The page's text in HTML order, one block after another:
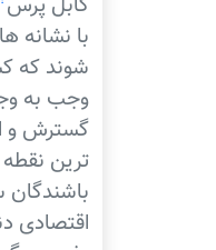
با نشانه
شوند که
وجب به
گسترش و
ترین
باشندگان
اقتصادی